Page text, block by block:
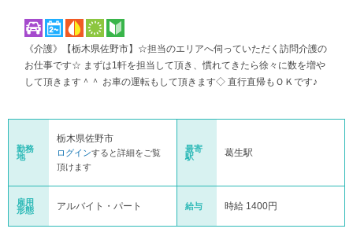
《介護》【栃木県佐野市】☆担当のエリアへ伺っていただく訪問介護の
お仕事です☆ まずは1軒を担当して頂き、慣れてきたら徐々に数を増や
して頂きます＾＾ お車の運転もして頂きます◇ 直行直帰もＯＫです♪
勤務
地
栃木県佐野市
ログインすると詳細をご覧
頂けます
最寄
駅
葛生駅
雇用
形態
アルバイト・パート 給与 時給 1400円